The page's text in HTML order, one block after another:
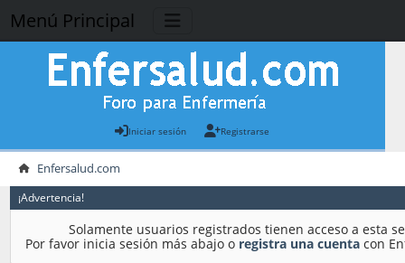
Menú Principal
Iniciar sesión Registrarse
Enfersalud.com
¡Advertencia!
Solamente usuarios registrados tienen acceso a esta
Por favor inicia sesión más abajo o registra una cuentacon